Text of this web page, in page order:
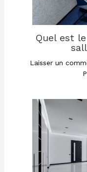
Quel est
Laisser un